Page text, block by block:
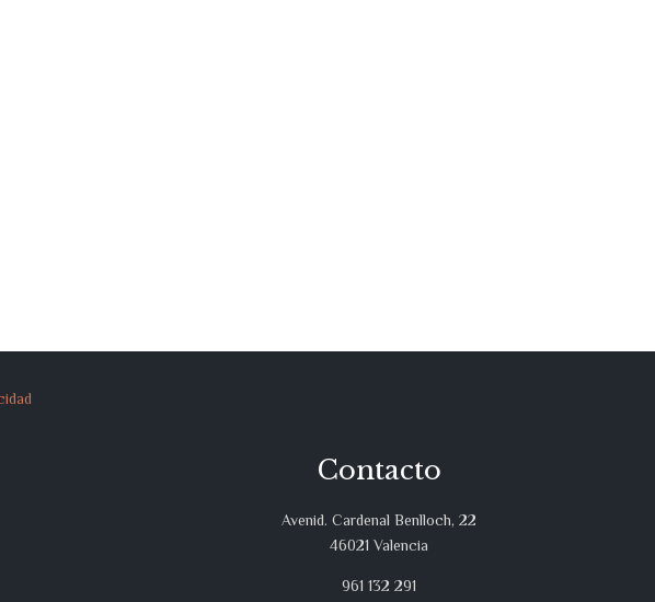
Contacto
Avenid. Cardenal Benlloch, 22
46021 Valencia
961 132 291